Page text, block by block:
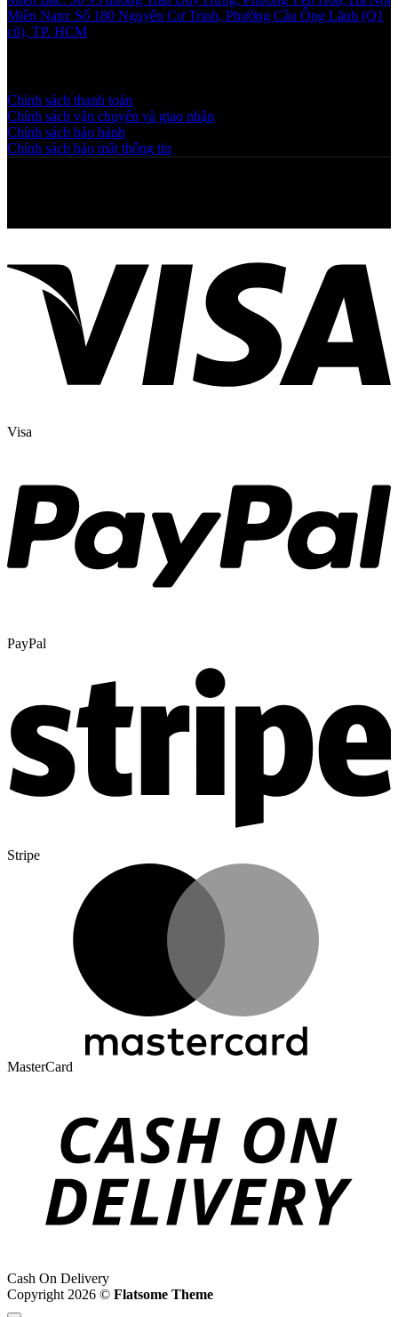
Miền Nam: Số 180 Nguyễn Cư Trinh, Phường Cầu Ông Lãnh (Q1
cũ), TP. HCM
Chính sách thanh toán
Chính sách vận chuyển và giao nhận
Chính sách bảo hành
Chính sách bảo mật thông tin
Visa
PayPal
Stripe
MasterCard
Cash On Delivery
Copyright 2026 © Flatsome Theme